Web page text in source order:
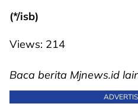
(*/isb)
Views: 214
Baca berita Mjnews.id